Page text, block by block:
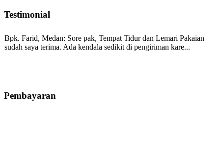
Testimonial
Bpk. Farid, Medan: Sore pak, Tempat Tidur dan Lemari Pakaian
sudah saya terima. Ada kendala sedikit di pengiriman kare...
bale2 dan kursi teras saya sudah saya terima dan p...
Pembayaran